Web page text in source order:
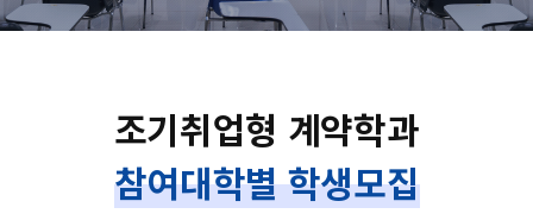
조기취업형 계약학과
참여대학별 학생모집